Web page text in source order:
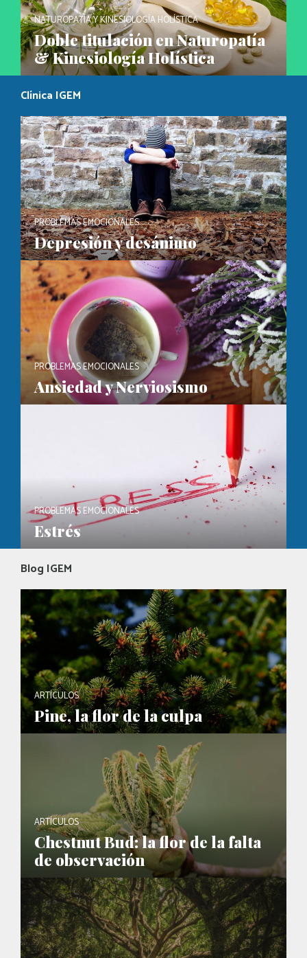
NATUROPATÍA Y KINESIOLOGÍA HOLÍSTICA
Doble titulación en Naturopatía
& Kinesiología Holística
Clínica IGEM
PROBLEMAS EMOCIONALES
Depresión y desánimo
PROBLEMAS EMOCIONALES
Ansiedad y Nerviosismo
PROBLEMAS EMOCIONALES
Estrés
Blog IGEM
ARTÍCULOS
Pine, la flor de la culpa
ARTÍCULOS
Chestnut Bud: la flor de la falta
de observación